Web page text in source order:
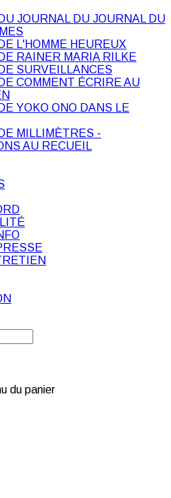
JOURNAL DU JOURNAL DU
L'HOMME HEUREUX
RAINER MARIA RILKE
SURVEILLANCES
COMMENT ÉCRIRE AU
YOKO ONO DANS LE
MILLIMÈTRES -
AU RECUEIL
du panier